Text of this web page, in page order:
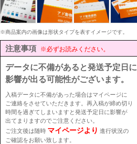
※商品案内の画像は形状タイプを表すイメージです。
注意事項 ※必ずお読みください。
データに不備があると発送予定日に
影響が出る可能性がございます。
入稿データに不備があった場合はマイページに
ご連絡をさせていただきます。再入稿が締め切り
時間を過ぎてしまいますと発送予定日に影響が
出てまりますのでご注意ください。
ご注文後は随時 マイページより 進行状況の
ご確認をお願い致します。